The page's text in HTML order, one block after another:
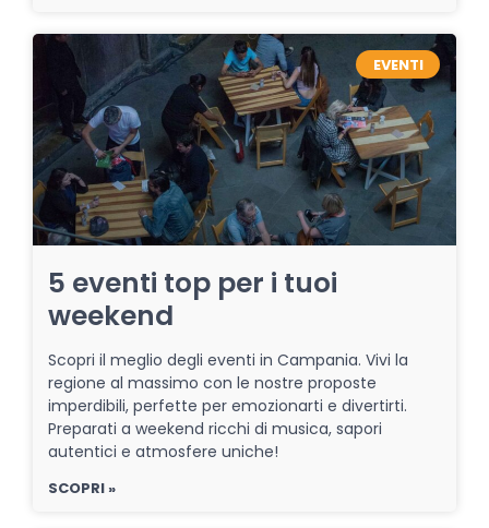
EVENTI
5 eventi top per i tuoi
weekend
Scopri il meglio degli eventi in Campania. Vivi la
regione al massimo con le nostre proposte
imperdibili, perfette per emozionarti e divertirti.
Preparati a weekend ricchi di musica, sapori
autentici e atmosfere uniche!
SCOPRI »